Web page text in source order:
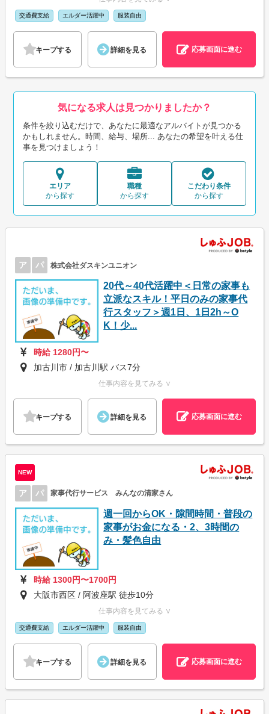
交通費支給 エルダー活躍中 服装自由
キープする 詳細を見る 応募画面に進む
気になる求人は見つかりましたか？
条件を絞り込むだけで、あなたに最適なアルバイトが見つかる
かもしれません。時間、給与、場所... あなたの希望を叶える仕
事を見つけましょう！
エリア
から探す
職種
から探す
こだわり条件
から探す
ア パ 株式会社ダスキンユニオン
20代～40代活躍中＜日常の家事も
立派なスキル！平日のみの家事代
行スタッフ＞週1日、1日2h～O
K！少...
時給 1280円〜
加古川市 / 加古川駅 バス7分
仕事内容を見てみる ∨
キープする 詳細を見る 応募画面に進む
NEW
ア パ 家事代行サービス みんなの清家さん
週一回からOK・隙間時間・普段の
家事がお金になる・2、3時間の
み・髪色自由
時給 1300円〜1700円
大阪市西区 / 阿波座駅 徒歩10分
仕事内容を見てみる ∨
交通費支給 エルダー活躍中 服装自由
キープする 詳細を見る 応募画面に進む